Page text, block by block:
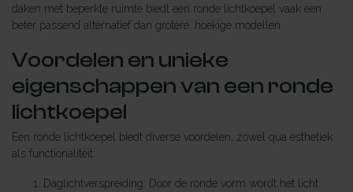
daken met beperkte ruimte biedt een ronde lichtkoepel vaak een
beter passend alternatief dan grotere, hoekige modellen.
Voordelen en unieke
eigenschappen van een ronde
lichtkoepel
Een ronde lichtkoepel biedt diverse voordelen, zowel qua esthetiek
als functionaliteit:
Daglichtverspreiding: Door de ronde vorm wordt het licht